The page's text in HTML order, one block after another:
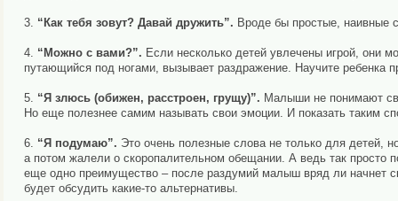
3. “Как тебя зовут? Давай дружить”. Вроде бы простые, наивные
4. “Можно с вами?”. Если несколько детей увлечены игрой, они
путающийся под ногами, вызывает раздражение. Научите ребенка
5. “Я злюсь (обижен, расстроен, грущу)”. Малыши не понимают
Но еще полезнее самим называть свои эмоции. И показать таким
6. “Я подумаю”. Это очень полезные слова не только для детей,
а потом жалели о скоропалительном обещании. А ведь так просто
еще одно преимущество – после раздумий малыш вряд ли начнет
будет обсудить какие-то альтернативы.